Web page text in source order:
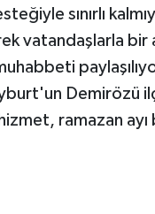
sınırlı
vatandaşlarla bir
Demirözü
ramazan ayı